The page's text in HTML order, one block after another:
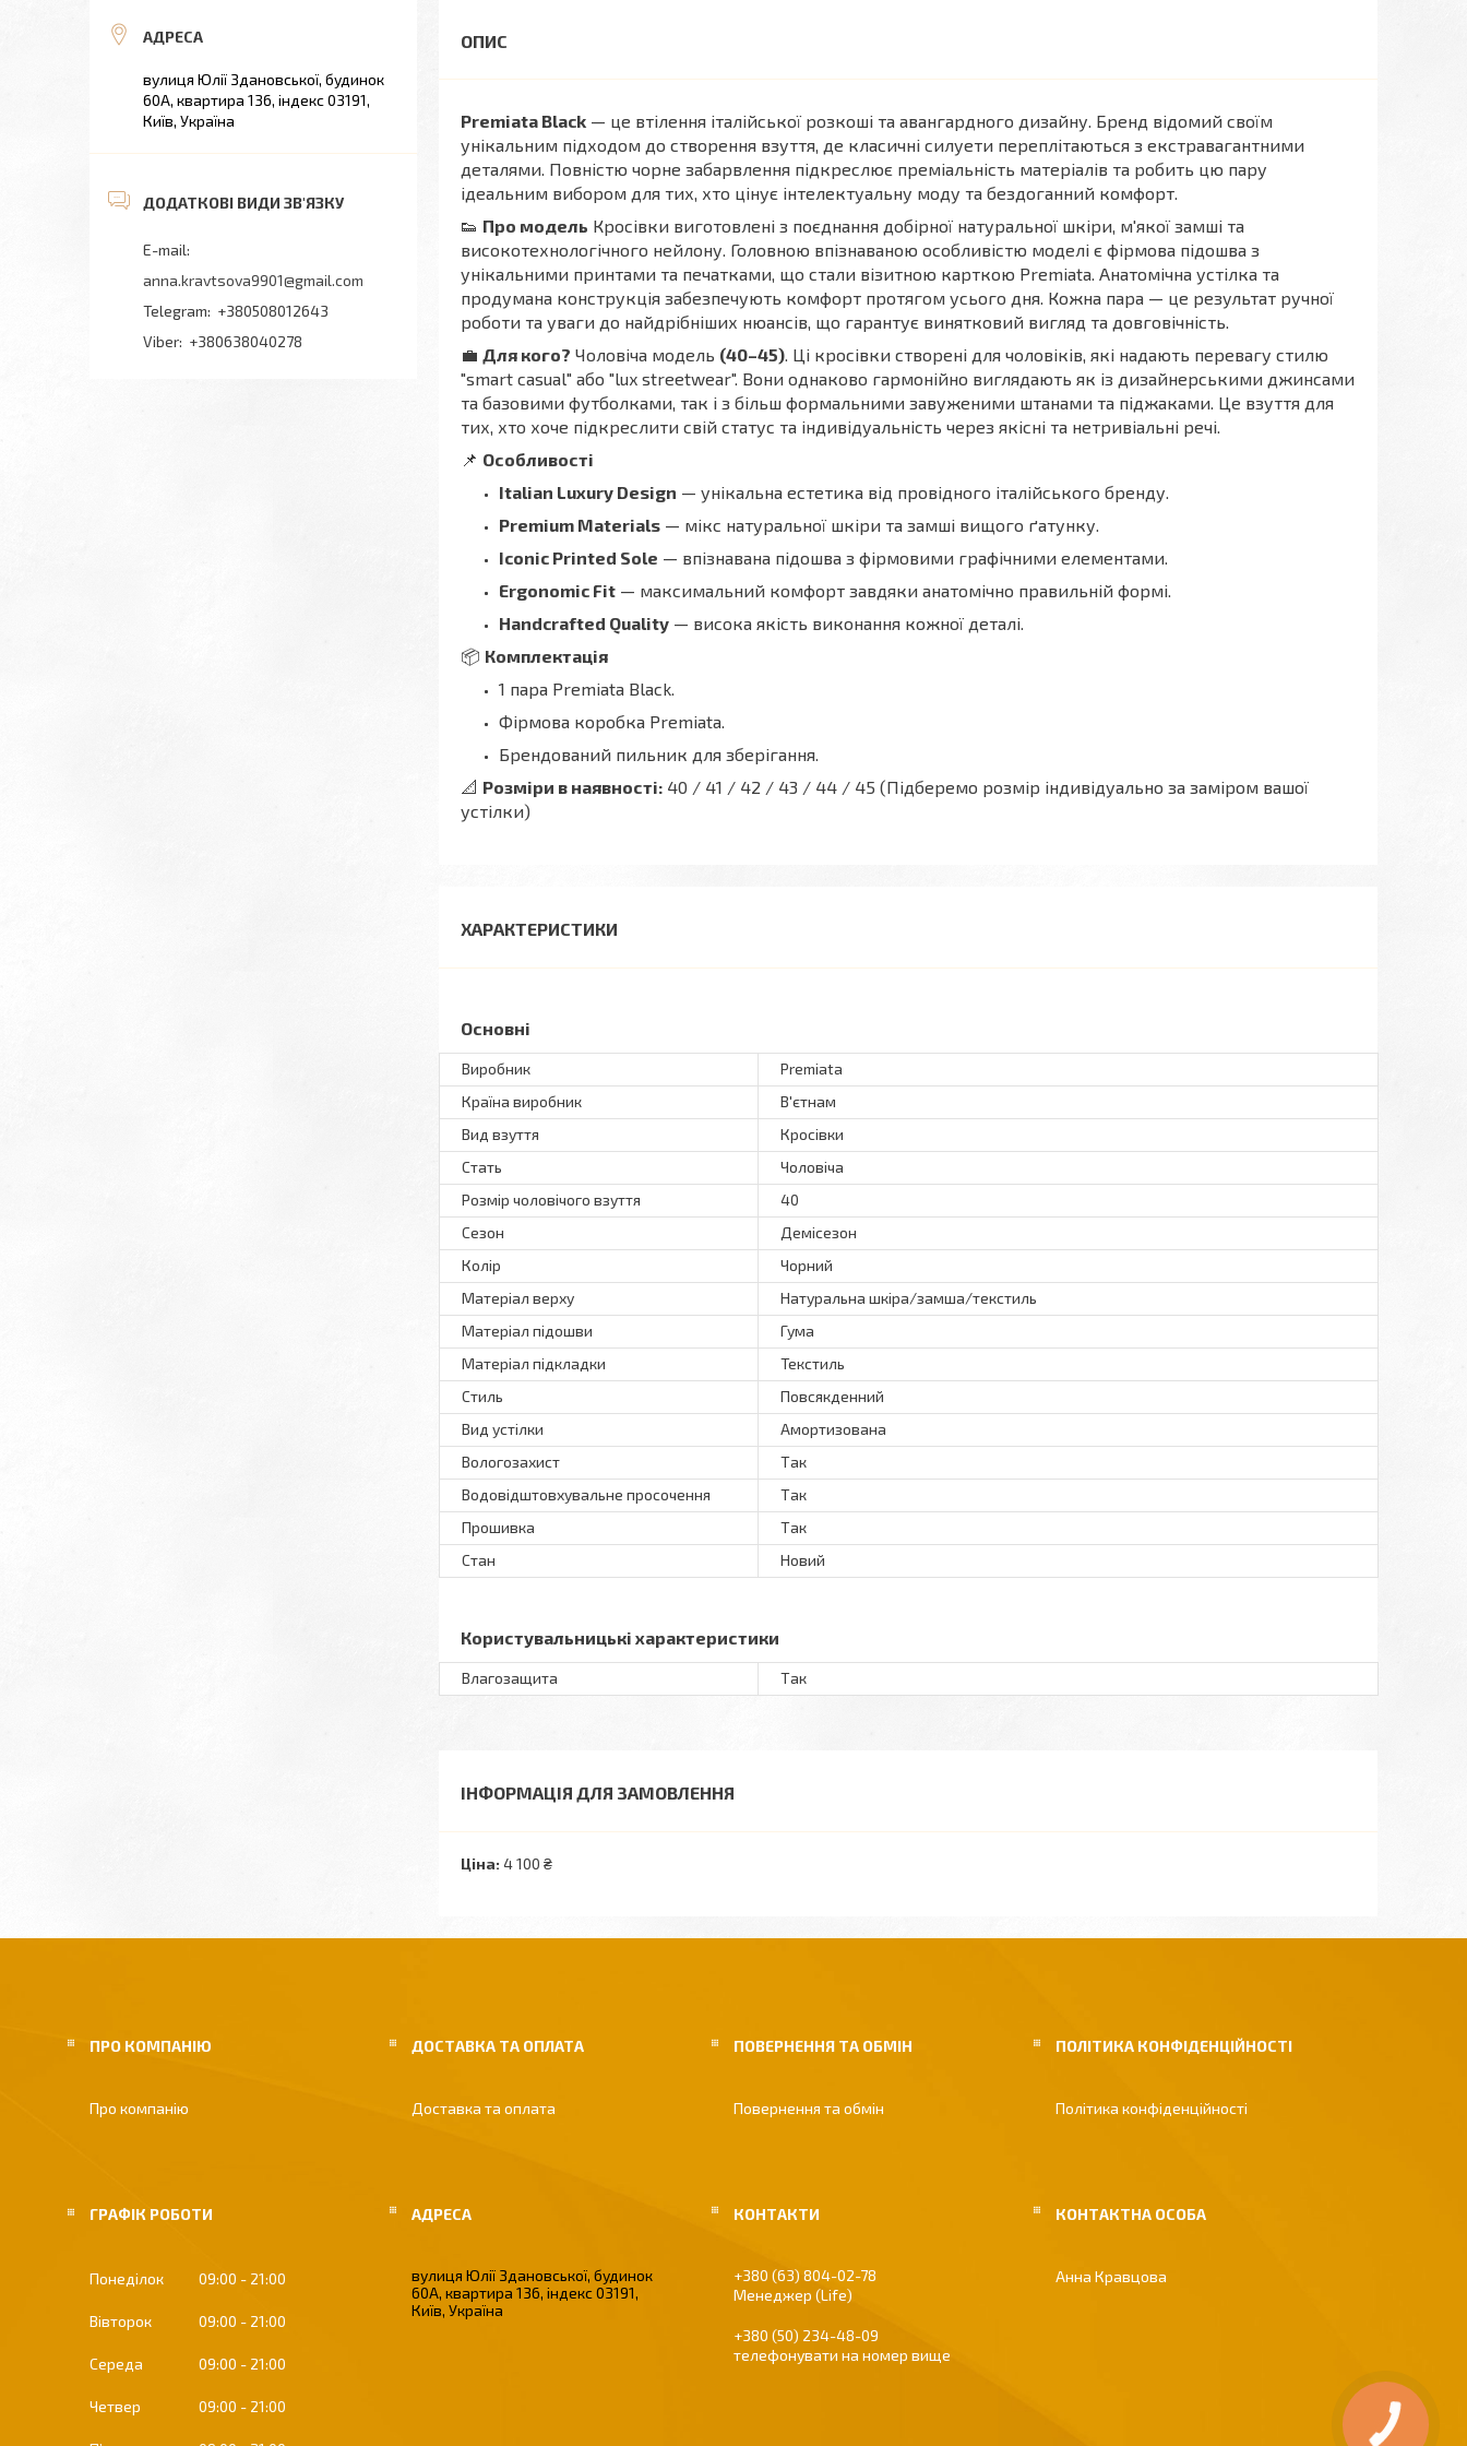
Premiata Black — це втілення італійської розкоші та авангардного дизайну. Бренд відомий своїм
унікальним підходом до створення взуття, де класичні силуети переплітаються з екстравагантними
деталями. Повністю чорне забарвлення підкреслює преміальність матеріалів та робить цю пару
ідеальним вибором для тих, хто цінує інтелектуальну моду та бездоганний комфорт.
👟 Про модель Кросівки виготовлені з поєднання добірної натуральної шкіри, м'якої замші та
високотехнологічного нейлону. Головною впізнаваною особливістю моделі є фірмова підошва з
унікальними принтами та печатками, що стали візитною карткою Premiata. Анатомічна устілка та
продумана конструкція забезпечують комфорт протягом усього дня. Кожна пара — це результат ручної
роботи та уваги до найдрібніших нюансів, що гарантує винятковий вигляд та довговічність.
💼 Для кого? Чоловіча модель (40–45). Ці кросівки створені для чоловіків, які надають перевагу стилю
"smart casual" або "lux streetwear". Вони однаково гармонійно виглядають як із дизайнерськими джинсами
та базовими футболками, так і з більш формальними завуженими штанами та піджаками. Це взуття для
тих, хто хоче підкреслити свій статус та індивідуальність через якісні та нетривіальні речі.
📌 Особливості
Italian Luxury Design — унікальна естетика від провідного італійського бренду.
Premium Materials — мікс натуральної шкіри та замші вищого ґатунку.
Iconic Printed Sole — впізнавана підошва з фірмовими графічними елементами.
Ergonomic Fit — максимальний комфорт завдяки анатомічно правильній формі.
Handcrafted Quality — висока якість виконання кожної деталі.
📦 Комплектація
1 пара Premiata Black.
Фірмова коробка Premiata.
Брендований пильник для зберігання.
📐 Розміри в наявності: 40 / 41 / 42 / 43 / 44 / 45 (Підберемо розмір індивідуально за заміром вашої
устілки)
ХАРАКТЕРИСТИКИ
Основні
Виробник
Premiata
Країна виробник
В'єтнам
Вид взуття
Кросівки
Стать
Чоловіча
Розмір чоловічого взуття
40
Сезон
Демісезон
Колір
Чорний
Матеріал верху
Натуральна шкіра/замша/текстиль
Матеріал підошви
Гума
Матеріал підкладки
Текстиль
Стиль
Повсякденний
Вид устілки
Амортизована
Вологозахист
Так
Водовідштовхувальне просочення
Так
Прошивка
Так
Стан
Новий
Користувальницькі характеристики
Влагозащита Так
ІНФОРМАЦІЯ ДЛЯ ЗАМОВЛЕННЯ
Ціна: 4 100 ₴
вулиця Юлії Здановської, будинок
60А, квартира 136, індекс 03191,
Київ, Україна
anna.kravtsova9901@gmail.com
+380508012643
+380638040278
ПРО КОМПАНІЮ
Про компанію
ДОСТАВКА ТА ОПЛАТА
Доставка та оплата
ПОВЕРНЕННЯ ТА ОБМІН
Повернення та обмін
ПОЛІТИКА КОНФІДЕНЦІЙНОСТІ
Політика конфіденційності
ГРАФІК РОБОТИ
Понеділок 09:00 21:00
Вівторок 09:00 21:00
Середа 09:00 21:00
Четвер 09:00 21:00
вулиця Юлії Здановської, будинок
60А, квартира 136, індекс 03191,
Київ, Україна
+380 (63) 804-02-78
Менеджер (Life)
+380 (50) 234-48-09
телефонувати на номер вище
Анна Кравцова